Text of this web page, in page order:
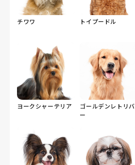
チワワ トイプードル
ヨークシャーテリア
ゴールデンレトリバ
ー